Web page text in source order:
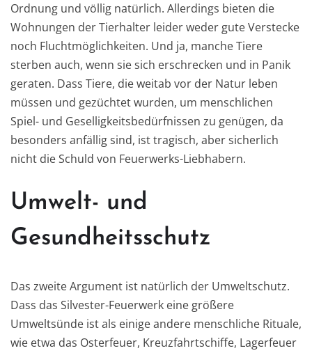
Ordnung und völlig natürlich. Allerdings bieten die
Wohnungen der Tierhalter leider weder gute Verstecke
noch Fluchtmöglichkeiten. Und ja, manche Tiere
sterben auch, wenn sie sich erschrecken und in Panik
geraten. Dass Tiere, die weitab vor der Natur leben
müssen und gezüchtet wurden, um menschlichen
Spiel- und Geselligkeitsbedürfnissen zu genügen, da
besonders anfällig sind, ist tragisch, aber sicherlich
nicht die Schuld von Feuerwerks-Liebhabern.
Umwelt- und
Gesundheitsschutz
Das zweite Argument ist natürlich der Umweltschutz.
Dass das Silvester-Feuerwerk eine größere
Umweltsünde ist als einige andere menschliche Rituale,
wie etwa das Osterfeuer, Kreuzfahrtschiffe, Lagerfeuer